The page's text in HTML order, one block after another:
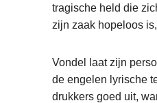
tragische held die
zijn zaak hopeloos
Vondel laat zijn
de engelen lyrische
drukkers goed uit,